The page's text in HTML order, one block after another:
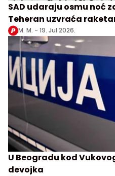
SAD udaraju osmu noć
Teheran uzvraća
M. M. - 19. Jul 2026.
U Beogradu kod
devojka